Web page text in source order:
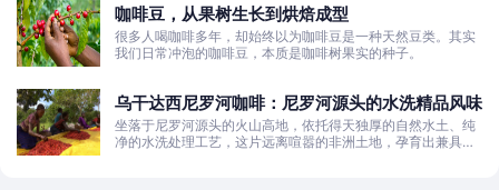
咖啡豆，从果树生长到烘焙成型
很多人喝咖啡多年，却始终以为咖啡豆是一种天然豆类。其实
我们日常冲泡的咖啡豆，本质是咖啡树果实的种子。
乌干达西尼罗河咖啡：尼罗河源头的水洗精品风味
坐落于尼罗河源头的火山高地，依托得天独厚的自然水土、纯
净的水洗处理工艺，这片远离喧嚣的非洲土地，孕育出兼具干